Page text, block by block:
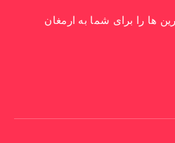
ها را برای شما به ارمغان